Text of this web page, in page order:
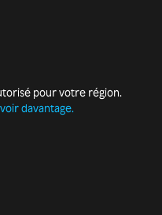
pour votre région.
davantage.